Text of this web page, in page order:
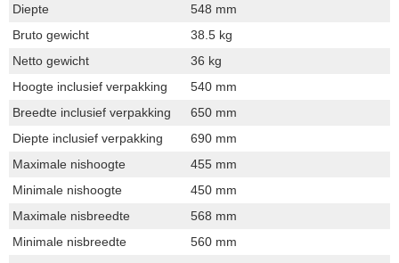
Diepte
548 mm
Bruto gewicht
38.5 kg
Netto gewicht
36 kg
Hoogte inclusief verpakking
540 mm
Breedte inclusief verpakking
650 mm
Diepte inclusief verpakking
690 mm
Maximale nishoogte
455 mm
Minimale nishoogte
450 mm
Maximale nisbreedte
568 mm
Minimale nisbreedte
560 mm